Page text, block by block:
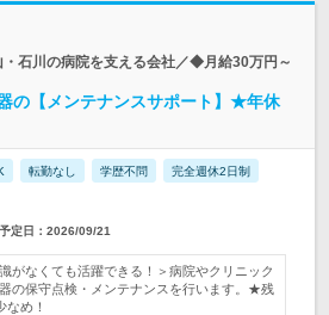
石川の病院を支える会社／◆月給30万円～
の【メンテナンスサポート】★年休
転勤なし 学歴不問 完全週休2日制
定日：2026/09/21
がなくても活躍できる！＞病院やクリニック
の保守点検・メンテナンスを行います。★残
なめ！